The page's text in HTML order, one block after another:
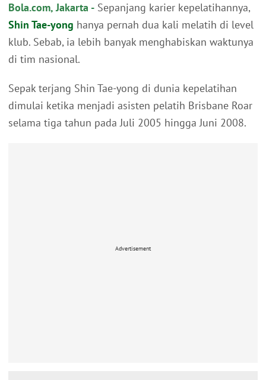
Bola.com, Jakarta - Sepanjang karier kepelatihannya,
Shin Tae-yong hanya pernah dua kali melatih di level
klub. Sebab, ia lebih banyak menghabiskan waktunya
di tim nasional.
Sepak terjang Shin Tae-yong di dunia kepelatihan
dimulai ketika menjadi asisten pelatih Brisbane Roar
selama tiga tahun pada Juli 2005 hingga Juni 2008.
Advertisement